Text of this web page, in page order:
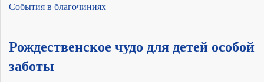
События в благочиниях
Рождественское чудо для детей особой
заботы